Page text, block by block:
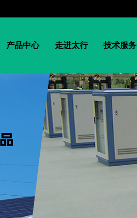
产品中心 走进太行 技术服务